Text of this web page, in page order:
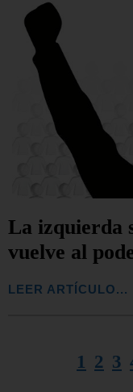
La izquierda
vuelve al
LEER ARTÍCULO...
1 2 3